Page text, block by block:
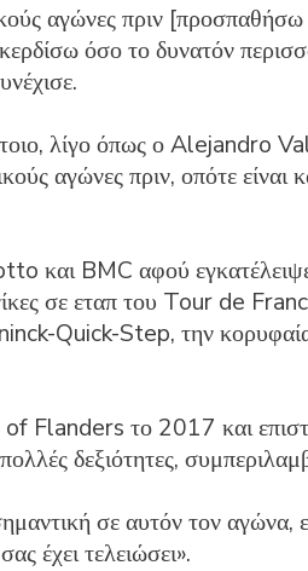
αγώνες πριν
όσο το δυνατόν
λίγο όπως ο Alejandro
αγώνες πριν, οπότε είναι
και BMC αφού
σε εταπ του Tour de
Quick-Step, την
Flanders το 2017 και
δεξιότητες,
σε αυτόν τον αγώνα,
έχει τελειώσει».